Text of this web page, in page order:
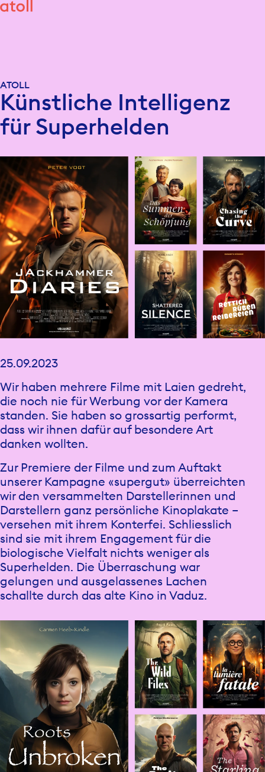
Künstliche Intelligenz
für Superhelden
ATOLL
25.09.2023
Wir haben mehrere Filme mit Laien gedreht,
die noch nie für Werbung vor der Kamera
standen. Sie haben so grossartig performt,
dass wir ihnen dafür auf besondere Art
danken wollten.
Zur Premiere der Filme und zum Auftakt
unserer Kampagne «supergut» überreichten
wir den versammelten Darstellerinnen und
Darstellern ganz persönliche Kinoplakate –
versehen mit ihrem Konterfei. Schliesslich
sind sie mit ihrem Engagement für die
biologische Vielfalt nichts weniger als
Superhelden. Die Überraschung war
gelungen und ausgelassenes Lachen
schallte durch das alte Kino in Vaduz.